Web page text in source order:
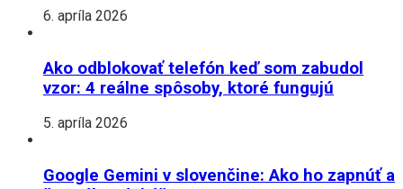
6. apríla 2026
Ako odblokovať telefón keď som zabudol
vzor: 4 reálne spôsoby, ktoré fungujú
5. apríla 2026
Google Gemini v slovenčine: Ako ho zapnúť a